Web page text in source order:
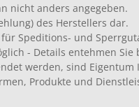
nicht anders angegeben.
des Herstellers dar.
Speditions- und
- Details entehmen Sie
werden, sind
Produkte und